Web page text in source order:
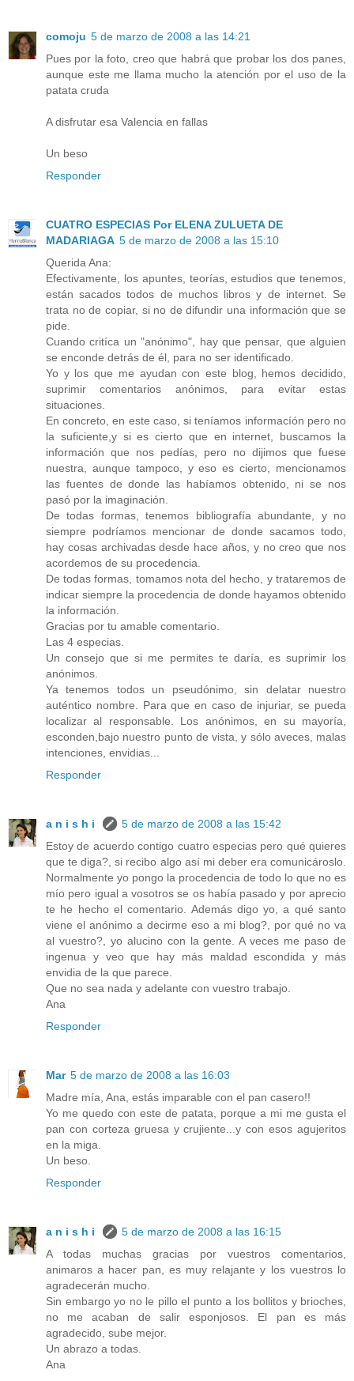
comoju 5 de marzo de 2008 a las 14:21
Pues por la foto, creo que habrá que probar los dos panes,
aunque este me llama mucho la atención por el uso de la
patata cruda
A disfrutar esa Valencia en fallas
Un beso
Responder
CUATRO ESPECIAS Por ELENA ZULUETA DE
MADARIAGA 5 de marzo de 2008 a las 15:10
Querida Ana:
Efectivamente, los apuntes, teorías, estudios que tenemos,
están sacados todos de muchos libros y de internet. Se
trata no de copiar, si no de difundir una información que se
pide.
Cuando critíca un "anónimo", hay que pensar, que alguien
se enconde detrás de él, para no ser identificado.
Yo y los que me ayudan con este blog, hemos decidido,
suprimir comentarios anónimos, para evitar estas
situaciones.
En concreto, en este caso, si teníamos informacíón pero no
la suficiente,y si es cierto que en internet, buscamos la
información que nos pedías, pero no dijimos que fuese
nuestra, aunque tampoco, y eso es cierto, mencionamos
las fuentes de donde las habíamos obtenido, ni se nos
pasó por la imaginación.
De todas formas, tenemos bibliografía abundante, y no
siempre podríamos mencionar de donde sacamos todo,
hay cosas archivadas desde hace años, y no creo que nos
acordemos de su procedencia.
De todas formas, tomamos nota del hecho, y trataremos de
indicar siempre la procedencia de donde hayamos obtenido
la información.
Gracias por tu amable comentario.
Las 4 especias.
Un consejo que si me permites te daría, es suprimir los
anónimos.
Ya tenemos todos un pseudónimo, sin delatar nuestro
auténtico nombre. Para que en caso de injuriar, se pueda
localizar al responsable. Los anónimos, en su mayoría,
esconden,bajo nuestro punto de vista, y sólo aveces, malas
intenciones, envidias...
Responder
a n i s h i
5 de marzo de 2008 a las 15:42
Estoy de acuerdo contigo cuatro especias pero qué quieres
que te diga?, si recibo algo así mi deber era comunicároslo.
Normalmente yo pongo la procedencia de todo lo que no es
mío pero igual a vosotros se os había pasado y por aprecio
te he hecho el comentario. Además digo yo, a qué santo
viene el anónimo a decirme eso a mi blog?, por qué no va
al vuestro?, yo alucino con la gente. A veces me paso de
ingenua y veo que hay más maldad escondida y más
envidia de la que parece.
Que no sea nada y adelante con vuestro trabajo.
Ana
Responder
Mar 5 de marzo de 2008 a las 16:03
Madre mía, Ana, estás imparable con el pan casero!!
Yo me quedo con este de patata, porque a mi me gusta el
pan con corteza gruesa y crujiente...y con esos agujeritos
en la miga.
Un beso.
Responder
a n i s h i
5 de marzo de 2008 a las 16:15
A todas muchas gracias por vuestros comentarios,
animaros a hacer pan, es muy relajante y los vuestros lo
agradecerán mucho.
Sin embargo yo no le pillo el punto a los bollitos y brioches,
no me acaban de salir esponjosos. El pan es más
agradecido, sube mejor.
Un abrazo a todas.
Ana